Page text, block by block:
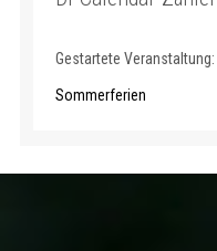
Gestartete Veranstaltung:
Sommerferien